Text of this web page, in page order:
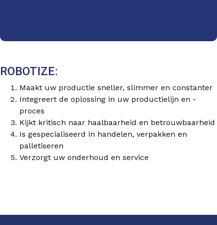
ROBOTIZE:
Maakt uw productie sneller, slimmer en constanter
Integreert de oplossing in uw productielijn en -
proces
Kijkt kritisch naar haalbaarheid en betrouwbaarheid
Is gespecialiseerd in handelen, verpakken en
palletiseren
Verzorgt uw onderhoud en service